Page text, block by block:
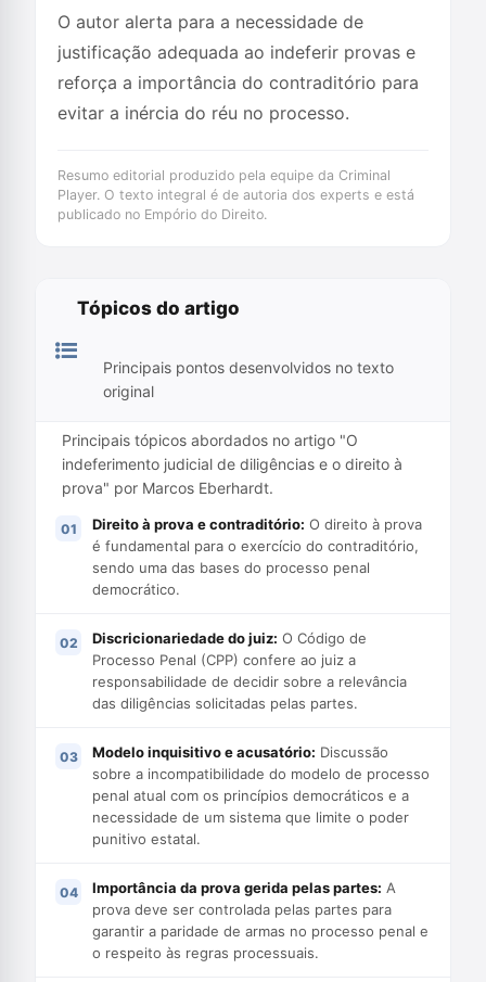
O autor alerta para a necessidade de
justificação adequada ao indeferir provas e
reforça a importância do contraditório para
evitar a inércia do réu no processo.
Resumo editorial produzido pela equipe da Criminal
Player. O texto integral é de autoria dos experts e está
publicado no Empório do Direito.
Tópicos do artigo
Principais pontos desenvolvidos no texto
original
Principais tópicos abordados no artigo "O
indeferimento judicial de diligências e o direito à
prova" por Marcos Eberhardt.
Direito à prova e contraditório: O direito à prova
é fundamental para o exercício do contraditório,
sendo uma das bases do processo penal
democrático.
Discricionariedade do juiz: O Código de
Processo Penal (CPP) confere ao juiz a
responsabilidade de decidir sobre a relevância
das diligências solicitadas pelas partes.
Modelo inquisitivo e acusatório: Discussão
sobre a incompatibilidade do modelo de processo
penal atual com os princípios democráticos e a
necessidade de um sistema que limite o poder
punitivo estatal.
Importância da prova gerida pelas partes: A
prova deve ser controlada pelas partes para
garantir a paridade de armas no processo penal e
o respeito às regras processuais.